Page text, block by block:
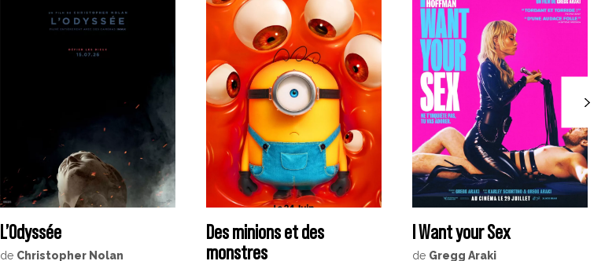
L’Odyssée
de Christopher Nolan
Des minions et des
monstres
I Want your Sex
de Gregg Araki